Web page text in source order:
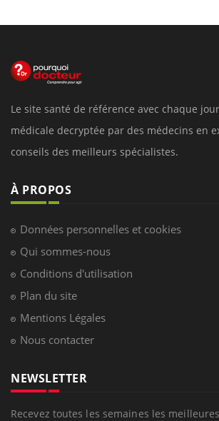
Le site santé de référence avec chaque
médicale decryptée par des médecins en
conseils des meilleurs spécialistes.
À PROPOS
Données personnelles et cookies
Qui sommes-nous
Conditions d'utilisation
Plan du site
Mentions Légales
Nous contacter
NEWSLETTER
Recevez toutes les semaines les